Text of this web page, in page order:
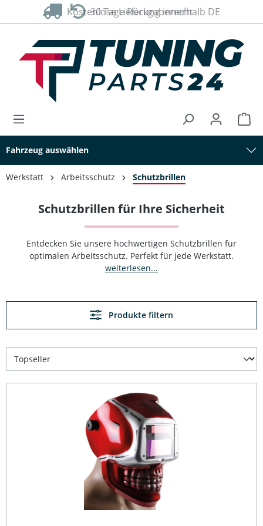
springen Kostenlose Lieferung innerhalb DE
30 Tage Rückgaberecht
Fahrzeug auswählen
Werkstatt Arbeitsschutz Schutzbrillen
Schutzbrillen für Ihre Sicherheit
Entdecken Sie unsere hochwertigen Schutzbrillen für
optimalen Arbeitsschutz. Perfekt für jede Werkstatt.
weiterlesen...
Produkte filtern